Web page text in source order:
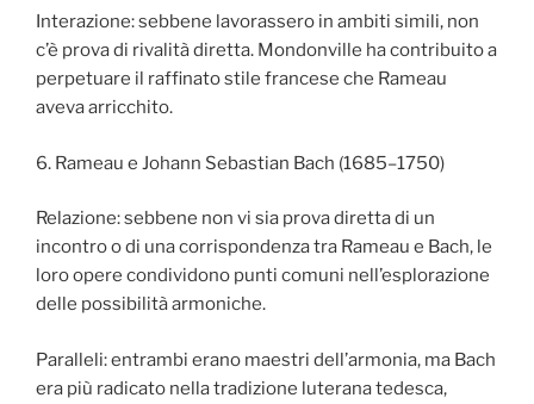
Interazione: sebbene lavorassero in ambiti simili, non
c’è prova di rivalità diretta. Mondonville ha contribuito a
perpetuare il raffinato stile francese che Rameau
aveva arricchito.
6. Rameau e Johann Sebastian Bach (1685–1750)
Relazione: sebbene non vi sia prova diretta di un
incontro o di una corrispondenza tra Rameau e Bach, le
loro opere condividono punti comuni nell’esplorazione
delle possibilità armoniche.
Paralleli: entrambi erano maestri dell’armonia, ma Bach
era più radicato nella tradizione luterana tedesca,